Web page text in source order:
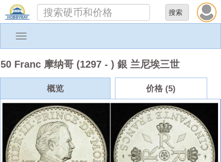
Toggle
50 Franc 摩纳哥 (1297 - ) 銀 兰尼埃三世
概览 价格 (5)